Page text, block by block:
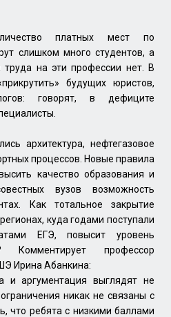
платных мест по
слишком много студентов, а
труда на эти профессии нет. В
будущих юристов,
говорят, в дефиците
архитектура, нефтегазовое
процессов. Новые правила
качество образования и
вузов возможность
Как тотальное закрытие
куда годами поступали
ЕГЭ, повысит уровень
Комментирует профессор
Ирина Абанкина:
и аргументация выглядят не
никак не связаны с
что ребята с низкими баллами